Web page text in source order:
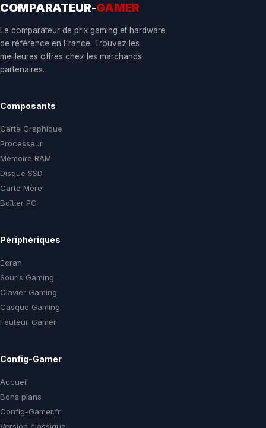
COMPARATEUR-GAMER
Le comparateur de prix gaming et hardware
de référence en France. Trouvez les
meilleures offres chez les marchands
partenaires.
Composants
Carte Graphique
Processeur
Memoire RAM
Disque SSD
Carte Mère
Boîtier PC
Périphériques
Ecran
Souris Gaming
Clavier Gaming
Casque Gaming
Fauteuil Gamer
Config-Gamer
Accueil
Bons plans
Config-Gamer.fr